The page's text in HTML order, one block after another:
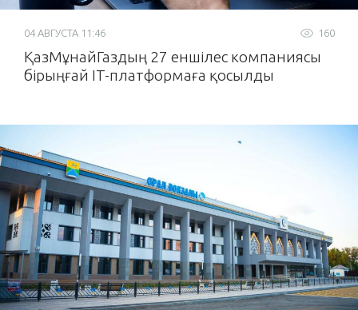
160
04 АВГУСТА 11:46
ҚазМұнайГаздың 27 еншілес компаниясы
бірыңғай IT-платформаға қосылды